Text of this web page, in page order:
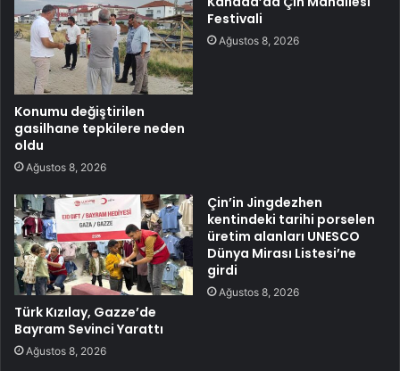
Konumu değiştirilen
gasilhane tepkilere neden
oldu
Ağustos 8, 2026
Festivali
Ağustos 8, 2026
Türk Kızılay, Gazze’de
Bayram Sevinci Yarattı
Ağustos 8, 2026
Çin’in Jingdezhen
kentindeki tarihi porselen
üretim alanları UNESCO
Dünya Mirası Listesi’ne
girdi
Ağustos 8, 2026